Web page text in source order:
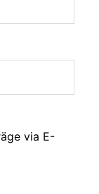
via E-